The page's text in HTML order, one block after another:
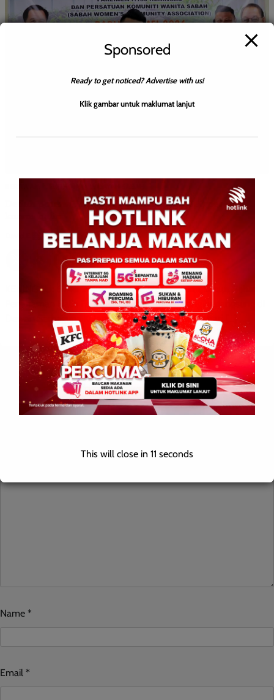
Dedah potensi komoditi global kepada 280 peserta
May 6, 2026 0
KENINGAU: 6 Mei 2026 – Seramai 280 peserta Kursus Sehari
Penanaman Halia Fertigasi Kaedah Moden yang berlangsung di
Dewan Serbaguna Kolam Resort Keningau (KRK) hari […]
Leave a Reply
Your email address will not be published. Required fields are
Name *
Email *
Sponsored
Ready to get noticed? Advertise with us!
Klik gambar untuk maklumat lanjut
This will close in 10 seconds